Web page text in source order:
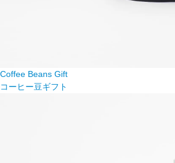
Coffee Beans Gift
コーヒー豆ギフト